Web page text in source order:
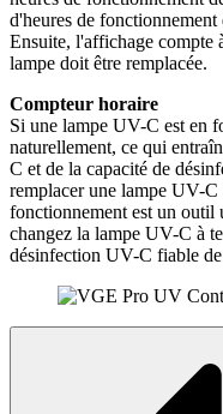
d'heures de fonctionnement
Ensuite, l'affichage compte
lampe doit être remplacée.
Compteur horaire
Si une lampe UV-C est en
naturellement, ce qui
C et de la capacité de
remplacer une lampe UV-
fonctionnement est un outil
changez la lampe UV-C à
désinfection UV-C fiable